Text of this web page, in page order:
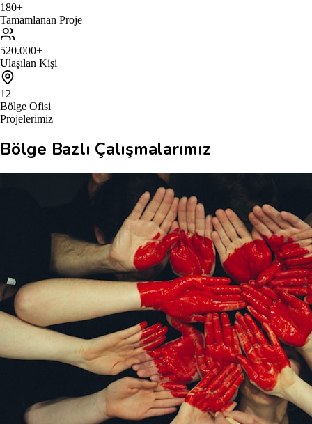
180+
Tamamlanan Proje
520.000+
Ulaşılan Kişi
12
Bölge Ofisi
Projelerimiz
Bölge Bazlı Çalışmalarımız